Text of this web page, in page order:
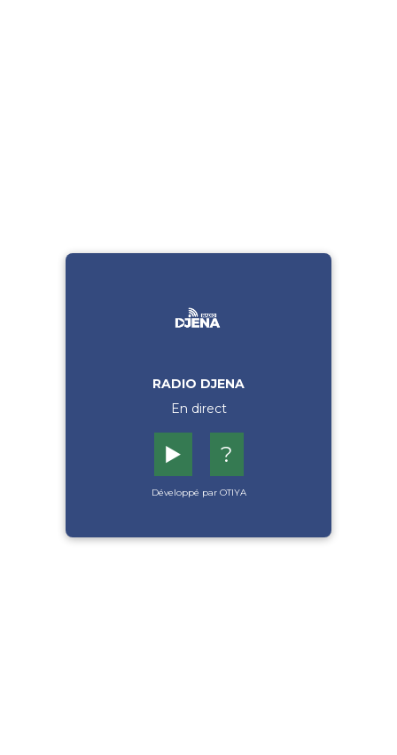
RADIO DJENA
En direct
▶️ ?
Développé par OTIYA